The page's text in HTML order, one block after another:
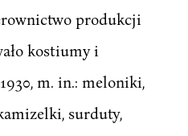
produkcji
kostiumy i
m. in.: meloniki,
surduty,